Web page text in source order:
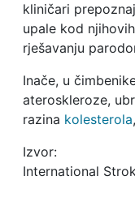
kliničari
upale kod
rješavanju
Inače, u
ateroskleroze,
razina kolesterola,
Izvor:
International